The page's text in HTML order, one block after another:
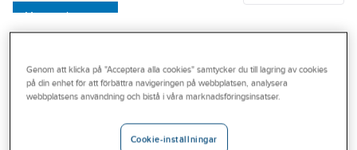
Varumärken
Outlet
Branscher 3M
Genom att klicka på "Acceptera alla cookies" samtycker du till lagring av cookies
på din enhet för att förbättra navigeringen på webbplatsen, analysera
webbplatsens användning och bistå i våra marknadsföringsinsatser.
Cookie-inställningar